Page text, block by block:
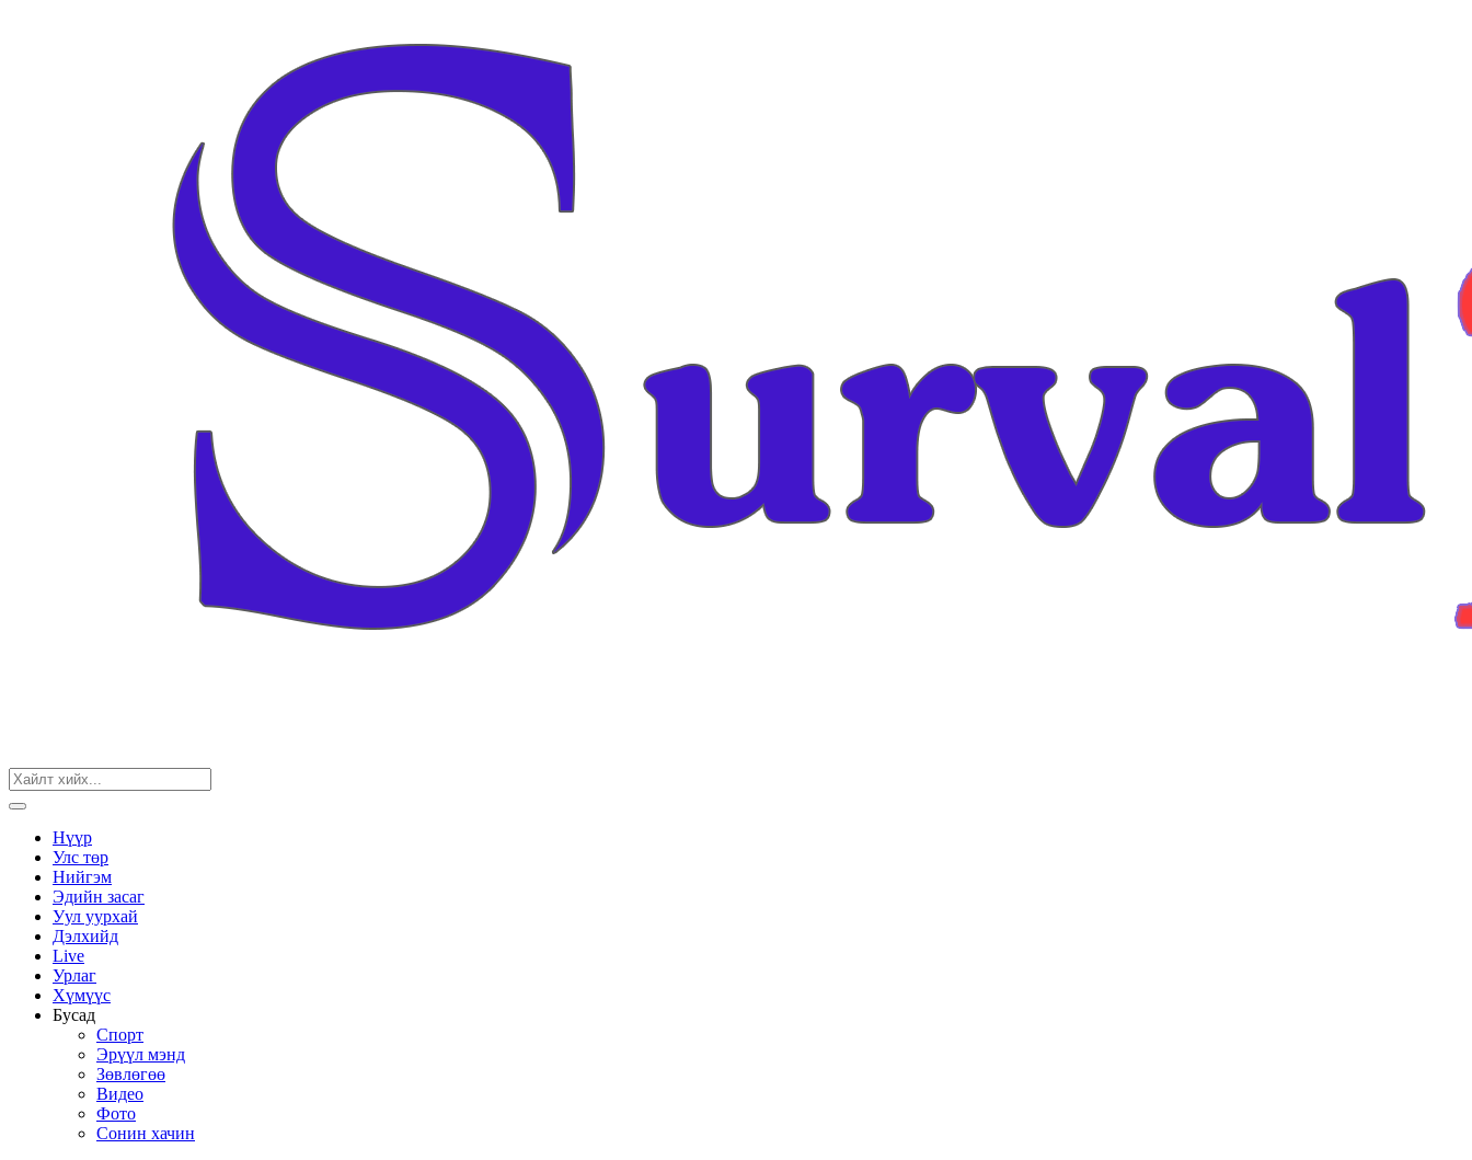
Нүүр
Улс төр
Нийгэм
Эдийн засаг
Уул уурхай
Дэлхийд
Live
Урлаг
Хүмүүс
Бусад
Спорт
Эрүүл мэнд
Зөвлөгөө
Видео
Фото
Сонин хачин